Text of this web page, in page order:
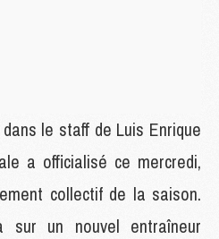
le staff de Luis Enrique
a officialisé ce mercredi,
collectif de la saison.
sur un nouvel entraîneur